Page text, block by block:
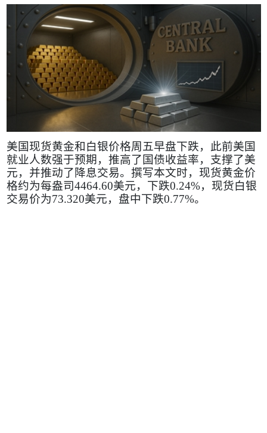
美国现货黄金和白银价格周五早盘下跌，此前美国
就业人数强于预期，推高了国债收益率，支撑了美
元，并推动了降息交易。撰写本文时，现货黄金价
格约为每盎司4464.60美元，下跌0.24%，现货白银
交易价为73.320美元，盘中下跌0.77%。